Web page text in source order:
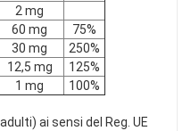
2 mg
60 mg
75%
30 mg
250%
12,5 mg
125%
1 mg 100%
ai sensi del Reg. UE